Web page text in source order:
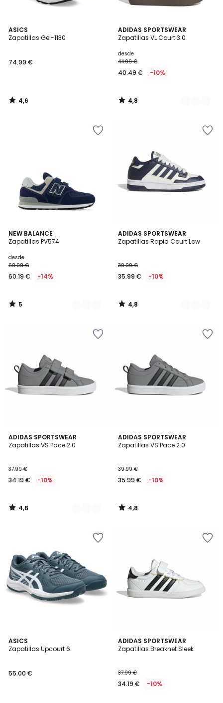
ASICS
Zapatillas Gel-1130
74.99 €
4,6
/ 5
4,6
/
ADIDAS SPORTSWEAR
Zapatillas VL Court 3.0
desde
44.99 €
40.49 € -10%
4,8
/ 5
3
Colores
4,8
/
NEW BALANCE
Zapatillas PV574
desde
69.99 €
60.19 € -14%
5
/
3
Colores
5
/
ADIDAS SPORTSWEAR
Zapatillas Rapid Court Low
39.99 €
35.99 € -10%
4,8
/ 5
3
Colores
4,8
/
ADIDAS SPORTSWEAR
Zapatillas VS Pace 2.0
37.99 €
34.19 € -10%
4,8
/ 5
2
Colores
4,8
/
ADIDAS SPORTSWEAR
Zapatillas VS Pace 2.0
39.99 €
35.99 € -10%
4,8
/ 5
4,8
/
ASICS
Zapatillas Upcourt 6
55.00 €
4,8
/ 5
ADIDAS SPORTSWEAR
Zapatillas Breaknet Sleek
37.99 €
34.19 € -10%
4,9
/ 5